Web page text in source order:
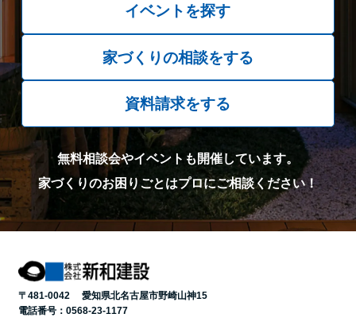
イベントを探す
家づくりの相談をする
資料請求をする
無料相談会やイベントも開催しています。
家づくりのお困りごとはプロにご相談ください！
〒481-0042 愛知県北名古屋市野崎山神15
電話番号： 0568-23-1177